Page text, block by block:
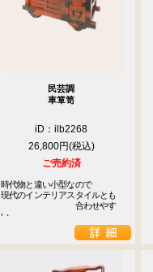
民芸調
車箪笥
iD：ilb2268
26,800円
ご売約済
時代物と違い小型なので
現代のインテリアスタイルとも
合わせやす
い